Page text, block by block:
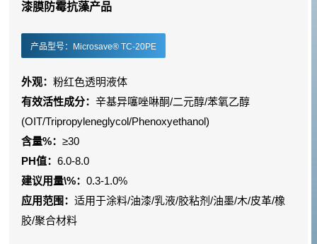
漆膜防霉抗藻产品
产品型号：Microsave® TC-20PE
外观：粉红色透明液体
有效活性成分：辛基异噻唑啉酮/二元醇/苯氧乙醇
(OIT/Tripropyleneglycol/Phenoxyethanol)
含量%：≥30
PH值：6.0-8.0
建议用量\%：0.3-1.0%
应用范围：适用于涂料/油漆/乳液/胶粘剂/油墨/木/皮革/橡
胶/聚合材料